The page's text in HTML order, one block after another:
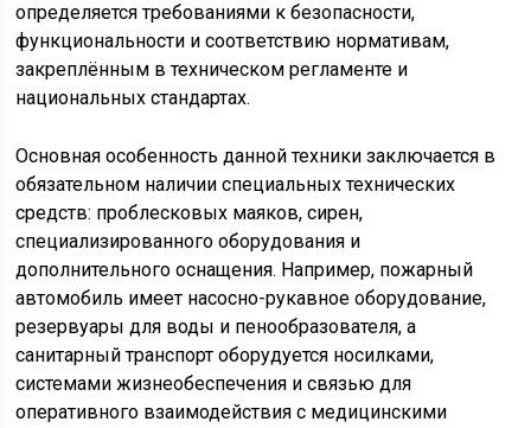
определяется требованиями к безопасности,
функциональности и соответствию нормативам,
закреплённым в техническом регламенте и
национальных стандартах.
Основная особенность данной техники заключается в
обязательном наличии специальных технических
средств: проблесковых маяков, сирен,
специализированного оборудования и
дополнительного оснащения. Например, пожарный
автомобиль имеет насосно-рукавное оборудование,
резервуары для воды и пенообразователя, а
санитарный транспорт оборудуется носилками,
системами жизнеобеспечения и связью для
оперативного взаимодействия с медицинскими